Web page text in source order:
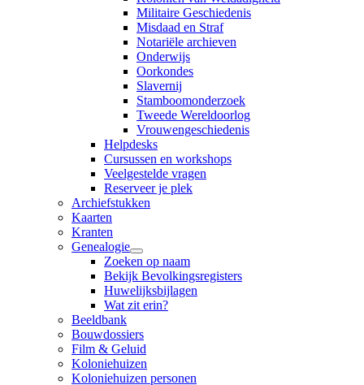
Militaire Geschiedenis
Misdaad en Straf
Notariële archieven
Onderwijs
Oorkondes
Slavernij
Stamboomonderzoek
Tweede Wereldoorlog
Vrouwengeschiedenis
Helpdesks
Cursussen en workshops
Veelgestelde vragen
Reserveer je plek
Archiefstukken
Kaarten
Kranten
Genealogie
Zoeken op naam
Bekijk Bevolkingsregisters
Huwelijksbijlagen
Wat zit erin?
Beeldbank
Bouwdossiers
Film & Geluid
Koloniehuizen
Koloniehuizen personen